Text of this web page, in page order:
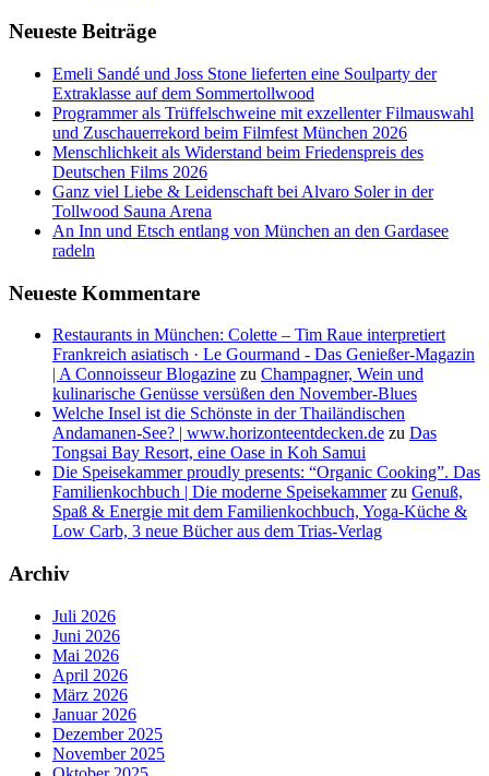
Neueste Beiträge
Emeli Sandé und Joss Stone lieferten eine Soulparty der
Extraklasse auf dem Sommertollwood
Programmer als Trüffelschweine mit exzellenter Filmauswahl
und Zuschauerrekord beim Filmfest München 2026
Menschlichkeit als Widerstand beim Friedenspreis des
Deutschen Films 2026
Ganz viel Liebe & Leidenschaft bei Alvaro Soler in der
Tollwood Sauna Arena
An Inn und Etsch entlang von München an den Gardasee
radeln
Neueste Kommentare
Restaurants in München: Colette – Tim Raue interpretiert
Frankreich asiatisch · Le Gourmand - Das Genießer-Magazin
| A Connoisseur Blogazine zu Champagner, Wein und
kulinarische Genüsse versüßen den November-Blues
Welche Insel ist die Schönste in der Thailändischen
Andamanen-See? | www.horizonteentdecken.de zu Das
Tongsai Bay Resort, eine Oase in Koh Samui
Die Speisekammer proudly presents: “Organic Cooking”. Das
Familienkochbuch | Die moderne Speisekammerzu Genuß,
Spaß & Energie mit dem Familienkochbuch, Yoga-Küche &
Low Carb, 3 neue Bücher aus dem Trias-Verlag
Archiv
Juli 2026
Juni 2026
Mai 2026
April 2026
März 2026
Januar 2026
Dezember 2025
November 2025